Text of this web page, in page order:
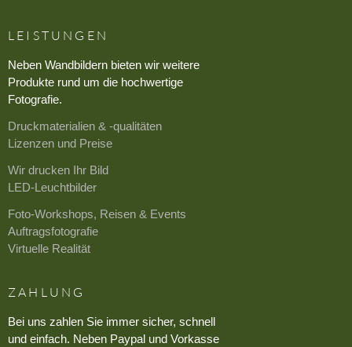
LEISTUNGEN
Neben Wandbildern bieten wir weitere
Produkte rund um die hochwertige
Fotografie.
Druckmaterialien & -qualitäten
Lizenzen und Preise
Wir drucken Ihr Bild
LED-Leuchtbilder
Foto-Workshops, Reisen & Events
Auftragsfotografie
Virtuelle Realität
ZAHLUNG
Bei uns zahlen Sie immer sicher, schnell
und einfach. Neben Paypal und Vorkasse